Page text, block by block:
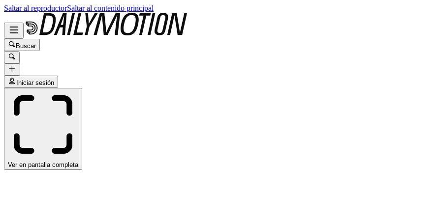
Saltar al reproductorSaltar al contenido principal
Buscar
Iniciar sesión
Ver en pantalla completa